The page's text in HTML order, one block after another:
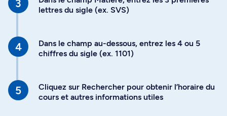
lettres du sigle (ex. SVS)
Dans le champ au-dessous, entrez les 4 ou 5
chiffres du sigle (ex. 1101)
Cliquez sur Rechercher pour obtenir l’horaire du
cours et autres informations utiles